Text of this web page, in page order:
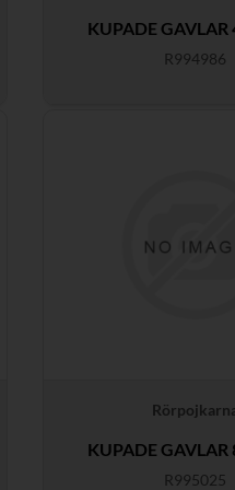
KUPADE GAVLAR
R994986
KUPADE GAVLAR
R995025